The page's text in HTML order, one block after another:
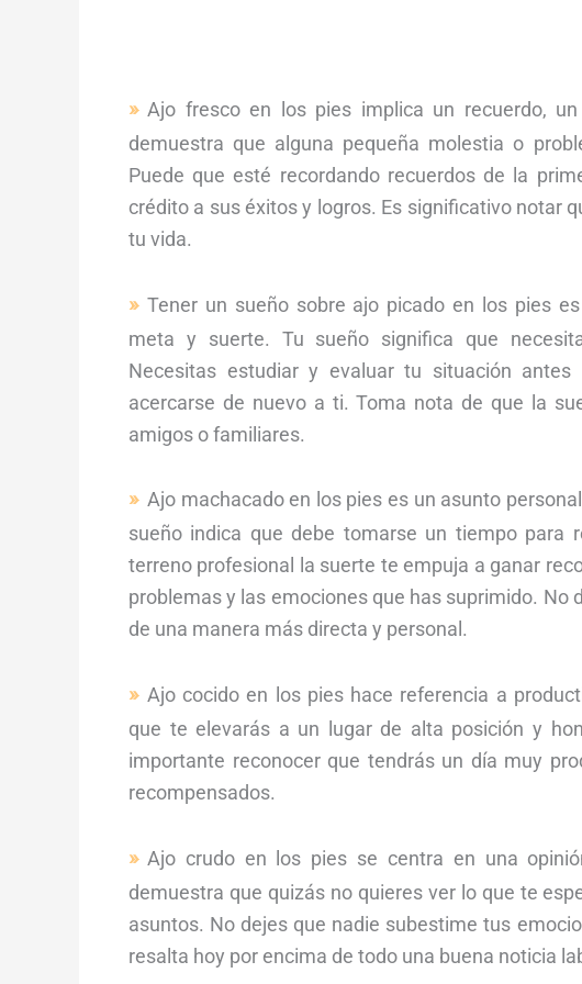
Ajo fresco en los pies implica un recuerdo,
demuestra que alguna pequeña molestia o
Puede que esté recordando recuerdos de la
crédito a sus éxitos y logros. Es significativo notar
tu vida.
Tener un sueño sobre ajo picado en los pies
meta y suerte. Tu sueño significa que
Necesitas estudiar y evaluar tu situación
acercarse de nuevo a ti. Toma nota de que la
amigos o familiares.
Ajo machacado en los pies es un asunto
sueño indica que debe tomarse un tiempo para
terreno profesional la suerte te empuja a ganar
problemas y las emociones que has suprimido. No
de una manera más directa y personal.
Ajo cocido en los pies hace referencia a
que te elevarás a un lugar de alta posición y
importante reconocer que tendrás un día muy
recompensados.
Ajo crudo en los pies se centra en una
demuestra que quizás no quieres ver lo que te
asuntos. No dejes que nadie subestime tus
resalta hoy por encima de todo una buena noticia